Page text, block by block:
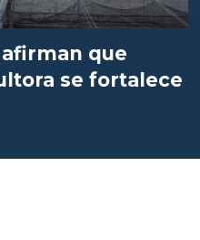
que
se fortalece